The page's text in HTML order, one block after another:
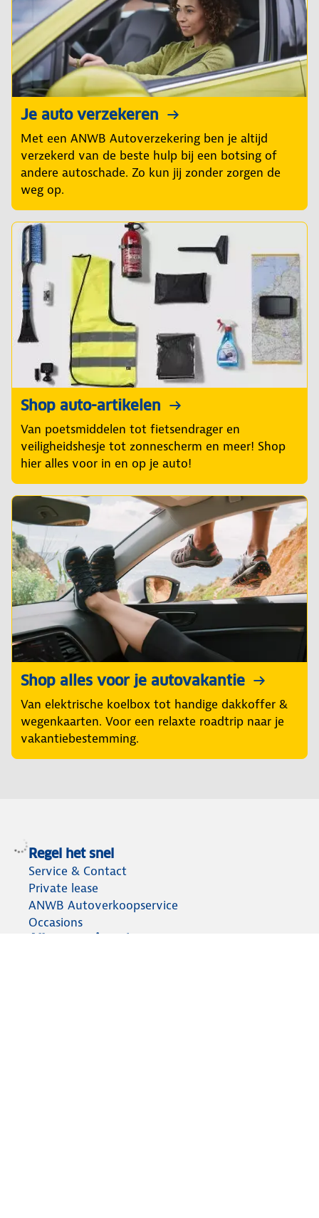
Je auto verzekeren
Met een ANWB Autoverzekering ben je altijd
verzekerd van de beste hulp bij een botsing of
andere autoschade. Zo kun jij zonder zorgen de
weg op.
Shop auto-artikelen
Van poetsmiddelen tot fietsendrager en
veiligheidshesje tot zonnescherm en meer! Shop
hier alles voor in en op je auto!
Shop alles voor je autovakantie
Van elektrische koelbox tot handige dakkoffer &
wegenkaarten. Voor een relaxte roadtrip naar je
vakantiebestemming.
Regel het snel
Service & Contact
Private lease
ANWB Autoverkoopservice
Occasions
Alles voor je auto